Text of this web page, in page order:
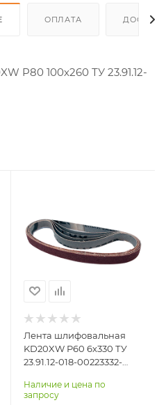
ОПЛАТА
P80 100х260 ТУ 23.91.12-
Лента шлифовальная
KD20XW P60 6х330 ТУ
23.91.12-018-00223332-
Наличие и цена по
запросу